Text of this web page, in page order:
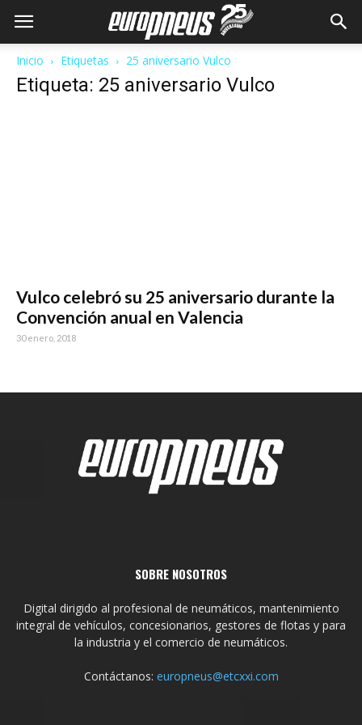
Inicio Etiquetas 25 aniversario Vulco
Etiqueta: 25 aniversario Vulco
Vulco celebró su 25 aniversario durante la
Convención anual en Valencia
30 enero, 2018
SOBRE NOSOTROS
Digital dirigido al profesional de neumáticos, mantenimiento
integral de vehículos, concesionarios, gestores de flotas y para
la industria y el comercio de neumáticos.
Contáctanos: europneus@etcxxi.com